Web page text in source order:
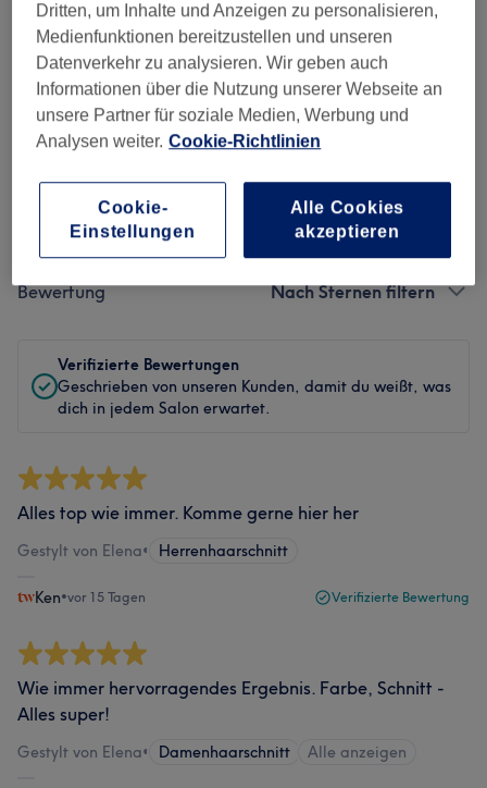
Sauberkeit
Service
Behandlung Alle Bewertungen
Bewertung Nach Sternen filtern
Verifizierte Bewertungen
Geschrieben von unseren Kunden, damit du weißt, was
dich in jedem Salon erwartet.
Alles top wie immer. Komme gerne hier her
Gestylt von Elena• Herrenhaarschnitt
Ken•vor 15 Tagen Verifizierte Bewertung
Wie immer hervorragendes Ergebnis. Farbe, Schnitt -
Alles super!
Gestylt von Elena• Damenhaarschnitt Alle anzeigen
Dritten, um Inhalte und Anzeigen zu personalisieren,
Medienfunktionen bereitzustellen und unseren
Datenverkehr zu analysieren. Wir geben auch
Informationen über die Nutzung unserer Webseite an
unsere Partner für soziale Medien, Werbung und
Analysen weiter. Cookie-Richtlinien
Cookie-
Einstellungen
Alle Cookies
akzeptieren